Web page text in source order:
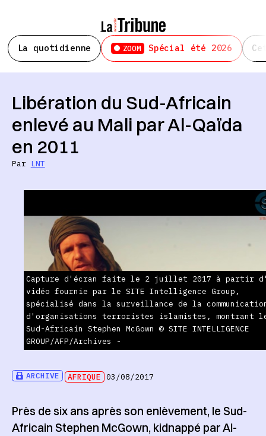
La quotidienne ZOOM Spécial été 2026
ARCHIVE AFRIQUE 03/08/2017
Libération du Sud-Africain
enlevé au Mali par Al-Qaïda
en 2011
Par LNT
Capture d'écran faite le 2 juillet 2017 à partir
vidéo fournie par le SITE Intelligence Group,
spécialisé dans la surveillance de la
d'organisations terroristes islamistes, montrant
Sud-Africain Stephen McGown © SITE INTELLIGENCE
GROUP/AFP/Archives -
Près de six ans après son enlèvement, le Sud-
Africain Stephen McGown, kidnappé par Al-